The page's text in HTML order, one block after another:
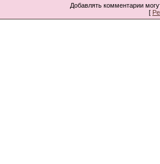
Добавлять комментарии
[